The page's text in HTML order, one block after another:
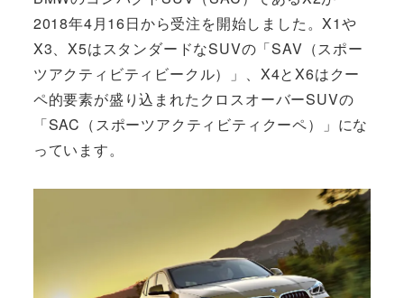
2018年4月16日から受注を開始しました。X1や
X3、X5はスタンダードなSUVの「SAV（スポー
ツアクティビティビークル）」、X4とX6はクー
ペ的要素が盛り込まれたクロスオーバーSUVの
「SAC（スポーツアクティビティクーペ）」にな
っています。